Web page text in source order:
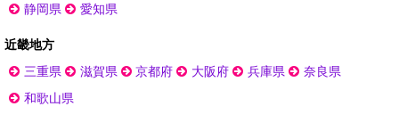
静岡県
愛知県
近畿地方
三重県
滋賀県 京都府 大阪府 兵庫県
奈良県
和歌山県